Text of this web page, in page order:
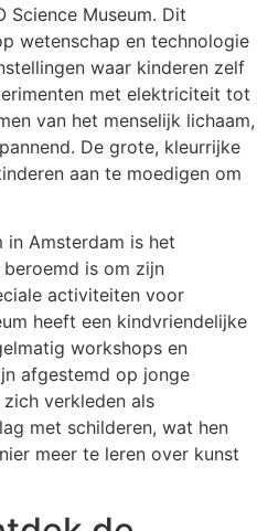
Science Museum. Dit
wetenschap en technologie
waar kinderen zelf
met elektriciteit tot
van het menselijk lichaam,
De grote, kleurrijke
aan te moedigen om
in Amsterdam is het
beroemd is om zijn
activiteiten voor
heeft een kindvriendelijke
workshops en
afgestemd op jonge
verkleden als
met schilderen, wat hen
meer te leren over kunst